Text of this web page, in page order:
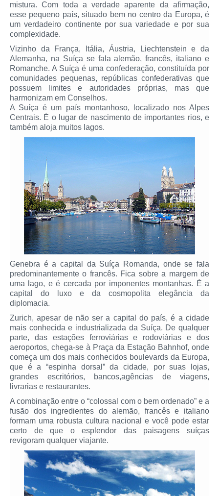
mistura. Com toda a verdade aparente da afirmação,
esse pequeno país, situado bem no centro da Europa, é
um verdadeiro continente por sua variedade e por sua
complexidade.
Vizinho da França, Itália, Áustria, Liechtenstein e da
Alemanha, na Suíça se fala alemão, francês, italiano e
Romanche. A Suíça é uma confederação, constituída por
comunidades pequenas, repúblicas confederativas que
possuem limites e autoridades próprias, mas que
harmonizam em Conselhos.
A Suíça é um país montanhoso, localizado nos Alpes
Centrais. É o lugar de nascimento de importantes rios, e
também aloja muitos lagos.
Genebra é a capital da Suíça Romanda, onde se fala
predominantemente o francês. Fica sobre a margem de
uma lago, e é cercada por imponentes montanhas. É a
capital do luxo e da cosmopolita elegância da
diplomacia.
Zurich, apesar de não ser a capital do país, é a cidade
mais conhecida e industrializada da Suíça. De qualquer
parte, das estações ferroviárias e rodoviárias e dos
aeroportos, chega-se à Praça da Estação Bahnhof, onde
começa um dos mais conhecidos boulevards da Europa,
que é a “espinha dorsal” da cidade, por suas lojas,
grandes escritórios, bancos,agências de viagens,
livrarias e restaurantes.
A combinação entre o “colossal com o bem ordenado” e a
fusão dos ingredientes do alemão, francês e italiano
formam uma robusta cultura nacional e você pode estar
certo de que o esplendor das paisagens suíças
revigoram qualquer viajante.